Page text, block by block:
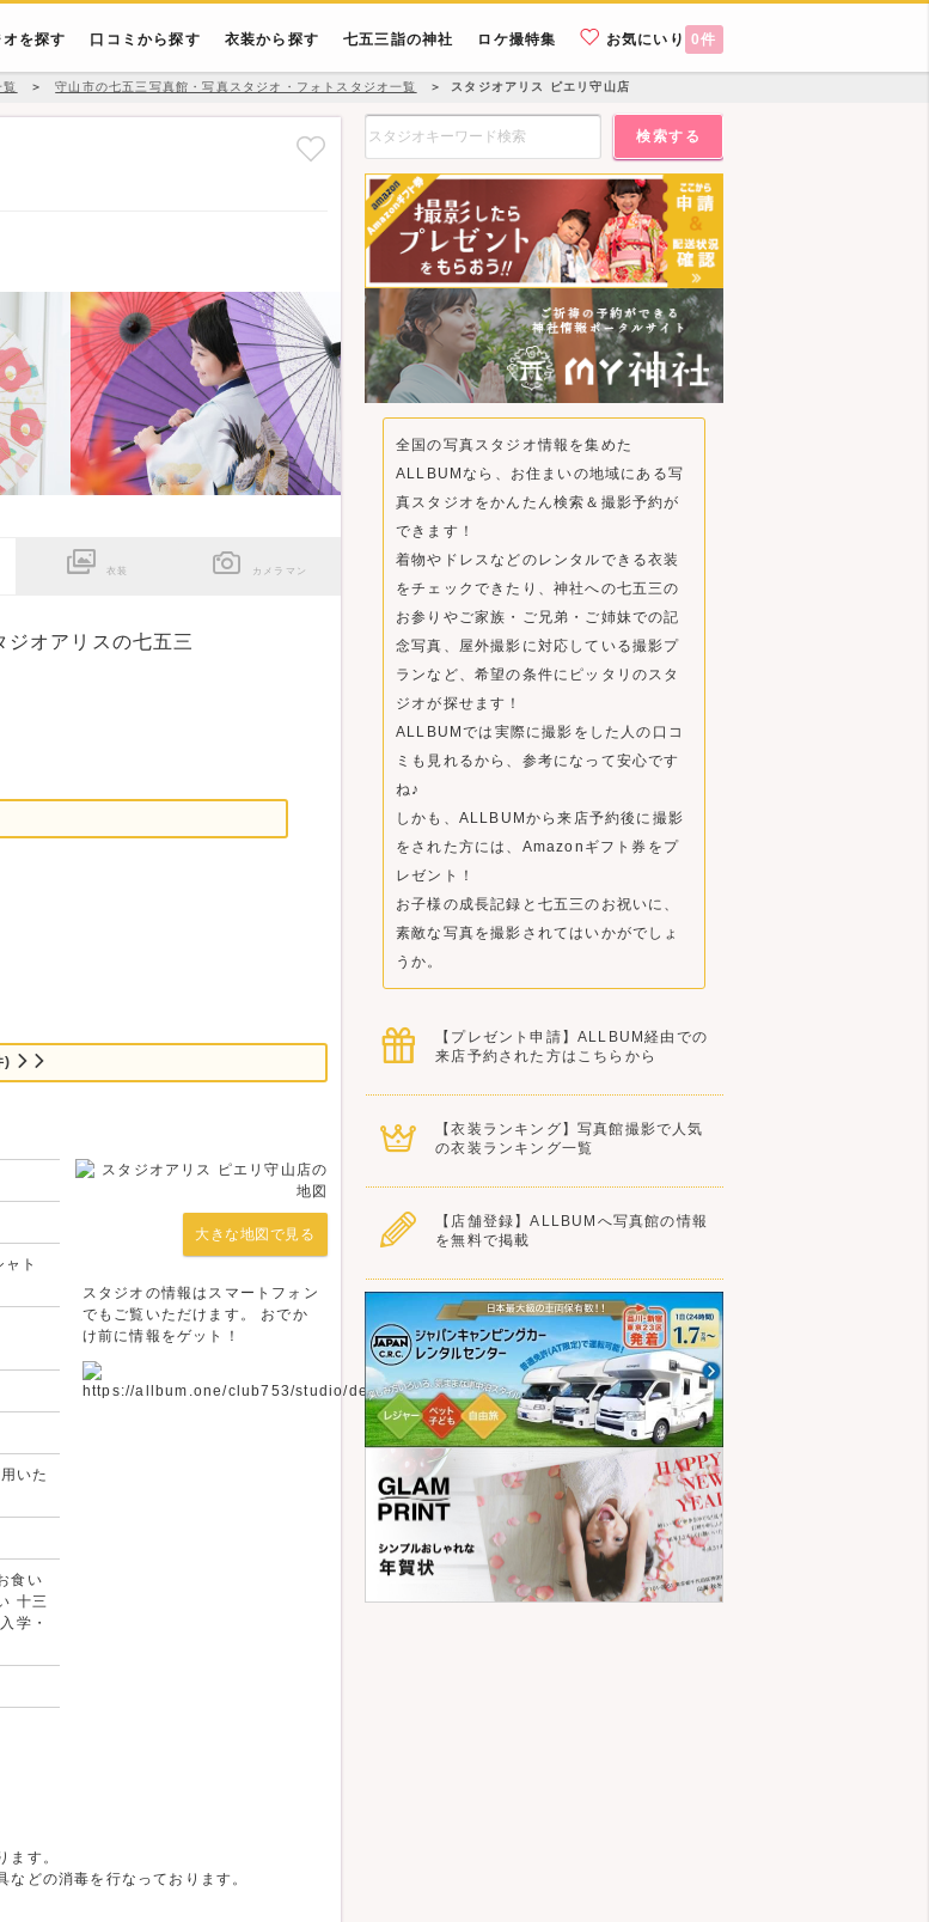
を探す 口コミから探す 衣装から探す 七五三詣の神社 ロケ撮特集 お気にいり 0件
＞ 守山市の七五三写真館・写真スタジオ・フォトスタジオ一覧 ＞ スタジオアリス ピエリ守山店
衣装 カメラマン
オアリスの七五三
。
)
ト
いた
食い
十三
学・
大きな地図で見る
スタジオの情報はスマートフォン
でもご覧いただけます。 おでか
け前に情報をゲット！
ます。
どの消毒を行なっております。
検索する
全国の写真スタジオ情報を集めた
ALLBUMなら、お住まいの地域にある写
真スタジオをかんたん検索＆撮影予約が
できます！
着物やドレスなどのレンタルできる衣装
をチェックできたり、神社への七五三の
お参りやご家族・ご兄弟・ご姉妹での記
念写真、屋外撮影に対応している撮影プ
ランなど、希望の条件にピッタリのスタ
ジオが探せます！
ALLBUMでは実際に撮影をした人の口コ
ミも見れるから、参考になって安心です
ね♪
しかも、ALLBUMから来店予約後に撮影
をされた方には、Amazonギフト券をプ
レゼント！
お子様の成長記録と七五三のお祝いに、
素敵な写真を撮影されてはいかがでしょ
うか。
【プレゼント申請】ALLBUM経由での
来店予約された方はこちらから
【衣装ランキング】写真館撮影で人気
の衣装ランキング一覧
【店舗登録】ALLBUMへ写真館の情報
を無料で掲載